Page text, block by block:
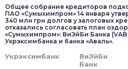
Общее собрание кредиторов
ПАО «Сумыхимпром» 14 января
340 млн грн долгов у залоговых
отказались согласовать план
«Сумыхимпром»: ВиЭйБи Банка (VAB
Укрэксимбанка и банка «Аваль».
Укрэксимбанк
ВиЭйБи
Банк